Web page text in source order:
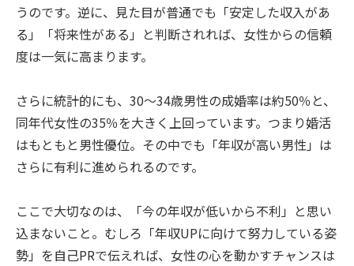
うのです。逆に、見た目が普通でも「安定した収入があ
る」「将来性がある」と判断されれば、女性からの信頼
度は一気に高まります。
さらに統計的にも、30〜34歳男性の成婚率は約50％と、
同年代女性の35％を大きく上回っています。つまり婚活
はもともと男性優位。その中でも「年収が高い男性」は
さらに有利に進められるのです。
ここで大切なのは、「今の年収が低いから不利」と思い
込まないこと。むしろ「年収UPに向けて努力している姿
勢」を自己PRで伝えれば、女性の心を動かすチャンスは